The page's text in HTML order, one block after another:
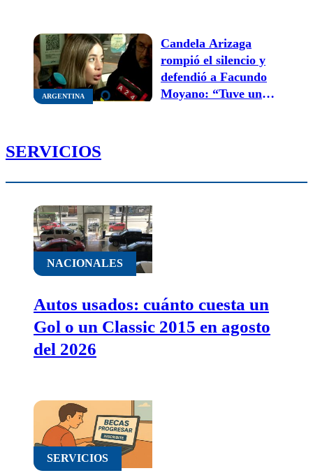
detenidos, heridos y
destrozos
ARGENTINA
Candela Arizaga
rompió el silencio y
defendió a Facundo
Moyano: “Tuve un
SERVICIOS
NACIONALES
Autos usados: cuánto cuesta un
Gol o un Classic 2015 en agosto
del 2026
SERVICIOS